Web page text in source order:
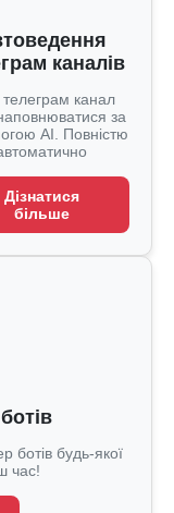
каналів
канал
за
AI. Повністю
Дізнатися
більше
ботів будь-якої
час!